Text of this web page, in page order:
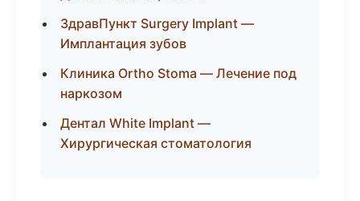
ЗдравПункт Surgery Implant —
Имплантация зубов
Клиника Ortho Stoma — Лечение под
наркозом
Дентал White Implant —
Хирургическая стоматология